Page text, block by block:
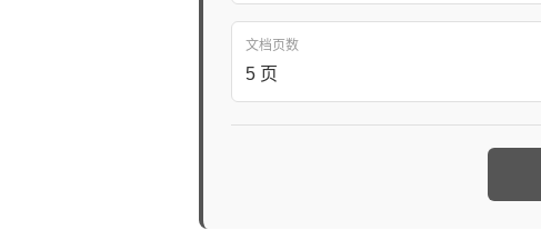
文档页数
5 页